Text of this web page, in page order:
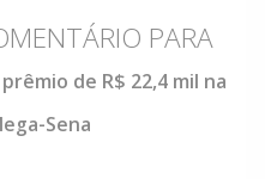
PARA
de R$ 22,4 mil na
Sena